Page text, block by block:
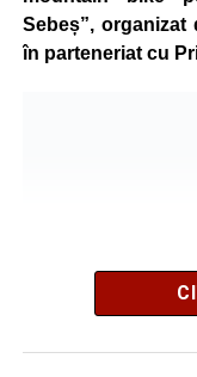
Sebeș”, organizat
în parteneriat cu